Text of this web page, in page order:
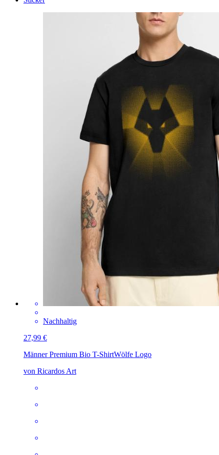
Nachhaltig
27,99 €
Männer Premium Bio T-ShirtWölfe Logo
von Ricardos Art